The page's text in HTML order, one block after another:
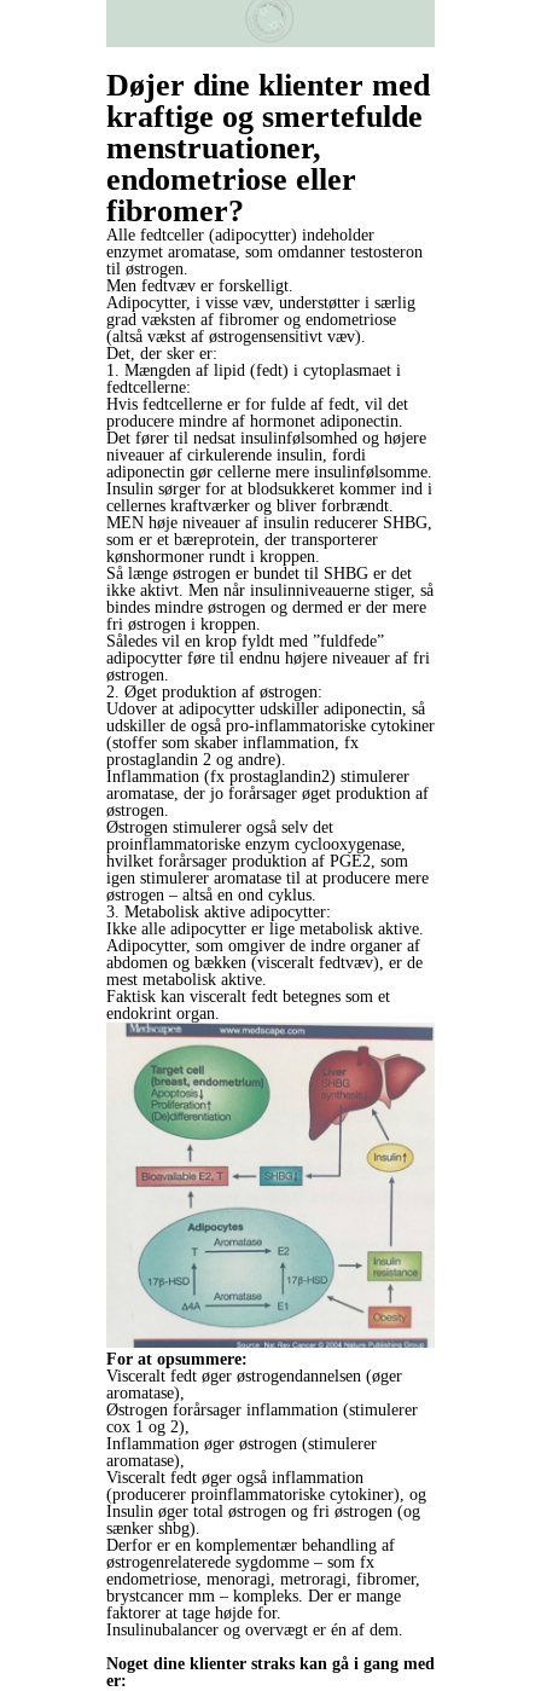
Døjer dine klienter med
kraftige og smertefulde
menstruationer,
endometriose eller
fibromer?
Alle fedtceller (adipocytter) indeholder
enzymet aromatase, som omdanner testosteron
til østrogen.
Men fedtvæv er forskelligt.
Adipocytter, i visse væv, understøtter i særlig
grad væksten af fibromer og endometriose
(altså vækst af østrogensensitivt væv).
Det, der sker er:
1. Mængden af lipid (fedt) i cytoplasmaet i
fedtcellerne:
Hvis fedtcellerne er for fulde af fedt, vil det
producere mindre af hormonet adiponectin.
Det fører til nedsat insulinfølsomhed og højere
niveauer af cirkulerende insulin, fordi
adiponectin gør cellerne mere insulinfølsomme.
Insulin sørger for at blodsukkeret kommer ind i
cellernes kraftværker og bliver forbrændt.
MEN høje niveauer af insulin reducerer SHBG,
som er et bæreprotein, der transporterer
kønshormoner rundt i kroppen.
Så længe østrogen er bundet til SHBG er det
ikke aktivt. Men når insulinniveauerne stiger, så
bindes mindre østrogen og dermed er der mere
fri østrogen i kroppen.
Således vil en krop fyldt med ”fuldfede”
adipocytter føre til endnu højere niveauer af fri
østrogen.
2. Øget produktion af østrogen:
Udover at adipocytter udskiller adiponectin, så
udskiller de også pro-inflammatoriske cytokiner
(stoffer som skaber inflammation, fx
prostaglandin 2 og andre).
Inflammation (fx prostaglandin2) stimulerer
aromatase, der jo forårsager øget produktion af
østrogen.
Østrogen stimulerer også selv det
proinflammatoriske enzym cyclooxygenase,
hvilket forårsager produktion af PGE2, som
igen stimulerer aromatase til at producere mere
østrogen – altså en ond cyklus.
3. Metabolisk aktive adipocytter:
Ikke alle adipocytter er lige metabolisk aktive.
Adipocytter, som omgiver de indre organer af
abdomen og bækken (visceralt fedtvæv), er de
mest metabolisk aktive.
Faktisk kan visceralt fedt betegnes som et
endokrint organ.
For at opsummere:
Visceralt fedt øger østrogendannelsen (øger
aromatase),
Østrogen forårsager inflammation (stimulerer
cox 1 og 2),
Inflammation øger østrogen (stimulerer
aromatase),
Visceralt fedt øger også inflammation
(producerer proinflammatoriske cytokiner), og
Insulin øger total østrogen og fri østrogen (og
sænker shbg).
Derfor er en komplementær behandling af
østrogenrelaterede sygdomme – som fx
endometriose, menoragi, metroragi, fibromer,
brystcancer mm – kompleks. Der er mange
faktorer at tage højde for.
Insulinubalancer og overvægt er én af dem.
Noget dine klienter straks kan gå i gang med
er: